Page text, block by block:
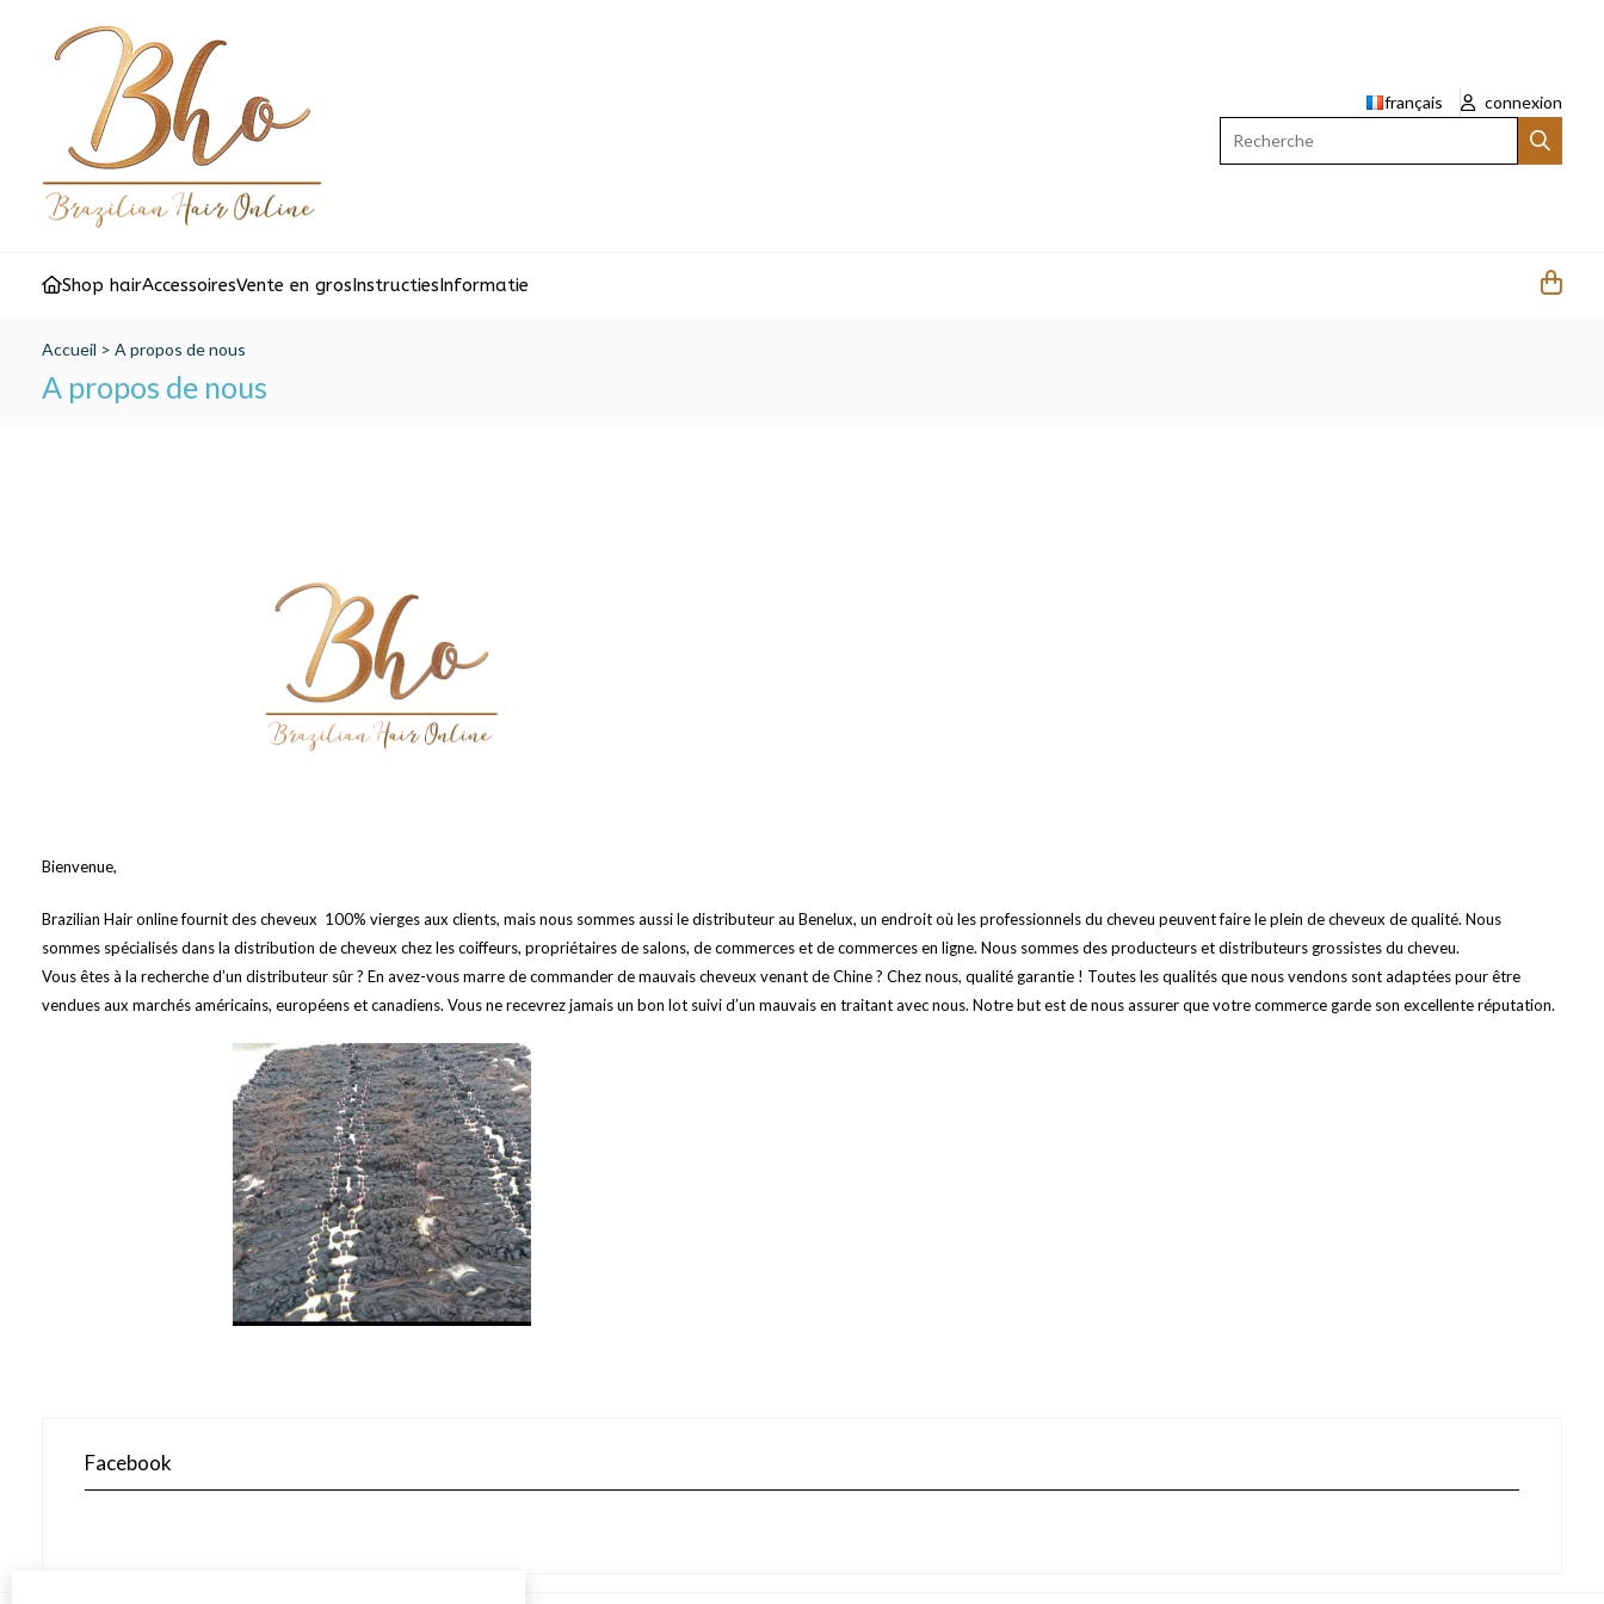
français
connexion
Shop hairAccessoiresVente en grosInstructiesInformatie
Accueil > A propos de nous
A propos de nous
Bienvenue,
Brazilian Hair online fournit des cheveux 100% vierges aux clients, mais nous sommes aussi le distributeur au Benelux, un endroit où les professionnels du cheveu peuvent faire le plein de cheveux de qualité. Nous
sommes spécialisés dans la distribution de cheveux chez les coiffeurs, propriétaires de salons, de commerces et de commerces en ligne. Nous sommes des producteurs et distributeurs grossistes du cheveu.
Vous êtes à la recherche d’un distributeur sûr ? En avez-vous marre de commander de mauvais cheveux venant de Chine ? Chez nous, qualité garantie ! Toutes les qualités que nous vendons sont adaptées pour être
vendues aux marchés américains, européens et canadiens. Vous ne recevrez jamais un bon lot suivi d’un mauvais en traitant avec nous. Notre but est de nous assurer que votre commerce garde son excellente réputation.
Facebook